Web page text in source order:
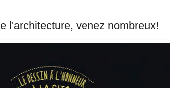
l'architecture, venez nombreux!